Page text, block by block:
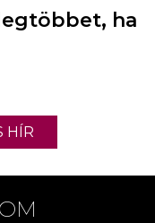
ha
HÍR